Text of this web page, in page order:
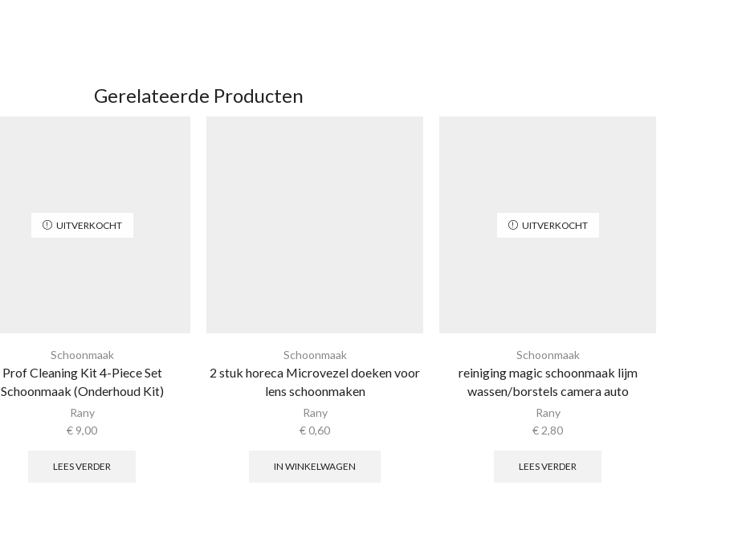
Gerelateerde Producten
UITVERKOCHT
Schoonmaak
Prof Cleaning Kit 4-Piece Set
Schoonmaak (Onderhoud Kit)
Rany
€ 9,00
LEES VERDER
Schoonmaak
2 stuk horeca Microvezel doeken voor
lens schoonmaken
Rany
€0,60
IN WINKELWAGEN
UITVERKOCHT
Schoonmaak
reiniging magic schoonmaak lijm
wassen/borstels camera auto
Rany
€ 2,80
LEES VERDER